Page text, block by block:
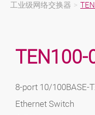
工业级网络交换器 >
TEN100-
8-port 10/100BASE-
Ethernet Switch